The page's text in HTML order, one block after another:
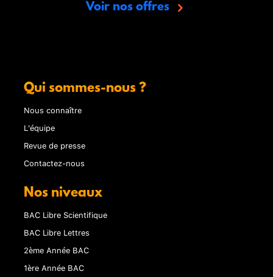
Voir nos offres
Qui sommes-nous ?
Nous connaître
L'équipe
Revue de presse
Contactez-nous
Nos niveaux
BAC Libre Scientifique
BAC Libre Lettres
2ème Année BAC
1ère Année BAC